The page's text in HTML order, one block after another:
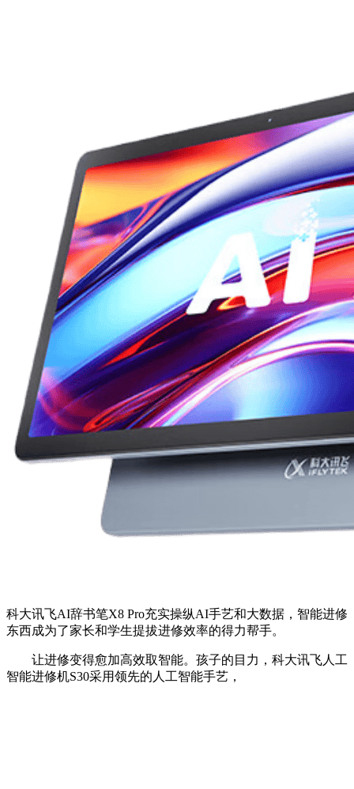
科大讯飞AI辞书笔X8 Pro充实操纵AI手艺和大数据，智能进修
东西成为了家长和学生提拔进修效率的得力帮手。
让进修变得愈加高效取智能。孩子的目力，科大讯飞人工
智能进修机S30采用领先的人工智能手艺，